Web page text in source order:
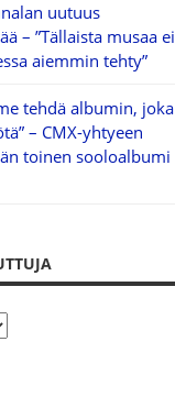
uutuus
– ”Tällaista musaa ei
aiemmin tehty”
tehdä albumin, joka
– CMX-yhtyeen
toinen sooloalbumi